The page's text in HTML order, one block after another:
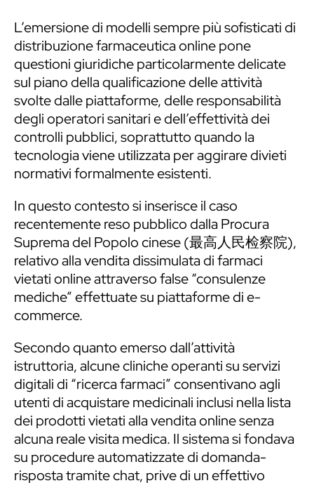
L’emersione di modelli sempre più sofisticati di
distribuzione farmaceutica online pone
questioni giuridiche particolarmente delicate
sul piano della qualificazione delle attività
svolte dalle piattaforme, delle responsabilità
degli operatori sanitari e dell’effettività dei
controlli pubblici, soprattutto quando la
tecnologia viene utilizzata per aggirare divieti
normativi formalmente esistenti.
In questo contesto si inserisce il caso
recentemente reso pubblico dalla Procura
Suprema del Popolo cinese (最高人民检察院),
relativo alla vendita dissimulata di farmaci
vietati online attraverso false “consulenze
mediche” effettuate su piattaforme di e-
commerce.
Secondo quanto emerso dall’attività
istruttoria, alcune cliniche operanti su servizi
digitali di “ricerca farmaci” consentivano agli
utenti di acquistare medicinali inclusi nella lista
dei prodotti vietati alla vendita online senza
alcuna reale visita medica. Il sistema si fondava
su procedure automatizzate di domanda-
risposta tramite chat, prive di un effettivo